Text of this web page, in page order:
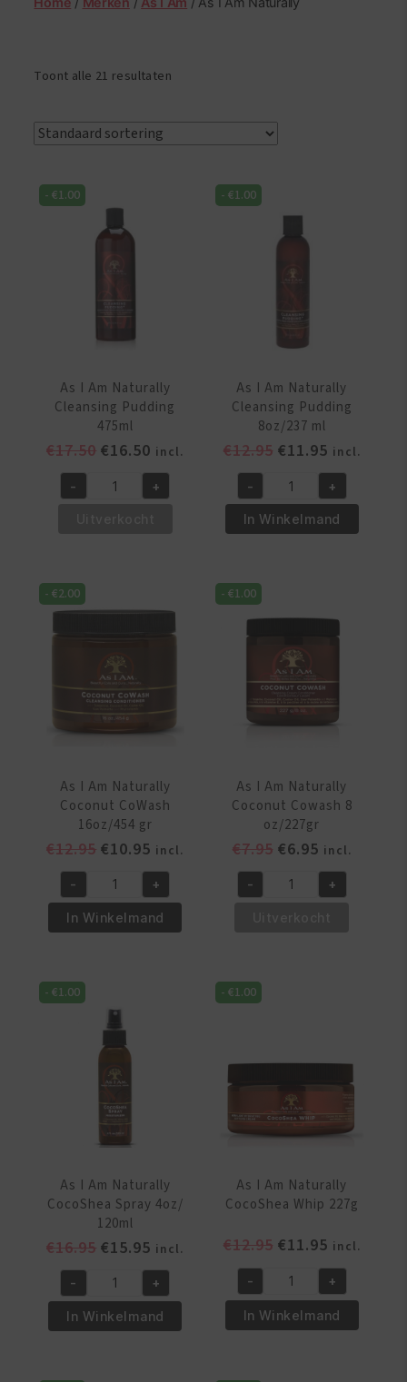
Toont alle 21 resultaten
-€1.00
As I Am Naturally
Cleansing Pudding
475ml
€17.50 Oorspronkelijke
was:
€16.50 Huidige
prijs
is:
incl.
As
Cleansing
Pudding
- +
-€1.00
As I Am Naturally
Cleansing Pudding
8oz/237 ml
€12.95 Oorspronkelijke
was:
€12.95.
€11.95Huidige
prijs
is:
€11.95.
incl.
As
Am
Cleansing
Pudding
8oz/237
aantal
- +
In Winkelmand
-€2.00
As I Am Naturally
Coconut CoWash
16oz/454 gr
€12.95 Oorspronkelijke
was:
€12.95.
€10.95 Huidige
prijs
is:
€10.95.
incl.
As
Am
Coconut
CoWash
16oz/454
- +
In Winkelmand
-€1.00
As I Am Naturally
Coconut Cowash 8
oz/227gr
€7.95 Oorspronkelijke
was:
€6.95Huidige
prijs
is:
incl.
As
Coconut
Cowash
aantal
- +
-€1.00
As I Am Naturally
CocoShea Spray 4oz/
120ml
€16.95 Oorspronkelijke
was:
€16.95.
€15.95 Huidige
prijs
is:
€15.95.
incl.
As
Am
- +
In Winkelmand
-€1.00
As I Am Naturally
CocoShea Whip 227g
€12.95 Oorspronkelijke
was:
€12.95.
€11.95Huidige
prijs
is:
€11.95.
incl.
As
Am
CocoShea
- +
In Winkelmand